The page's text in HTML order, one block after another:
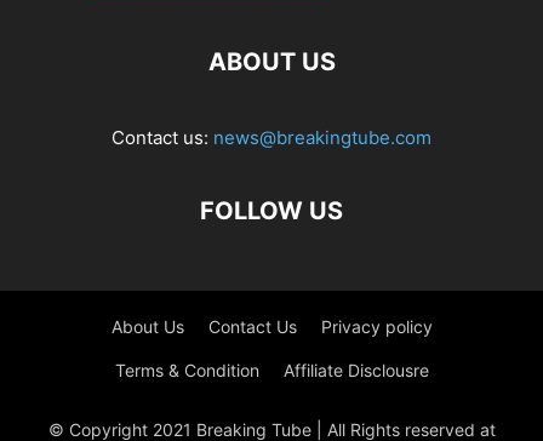
ABOUT US
Contact us: news@breakingtube.com
FOLLOW US
About Us Contact Us Privacy policy
Terms & Condition Affiliate Disclousre
© Copyright 2021 Breaking Tube | All Rights reserved at